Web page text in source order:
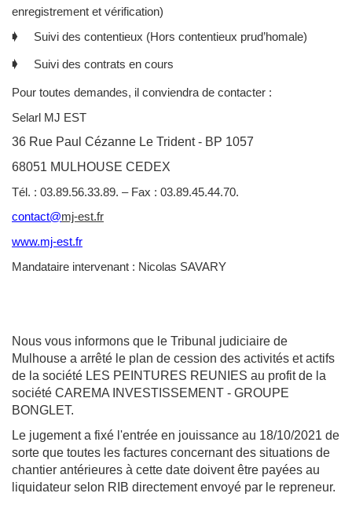
enregistrement et vérification)
🡂 Suivi des contentieux (Hors contentieux prud’homale)
🡂 Suivi des contrats en cours
Pour toutes demandes, il conviendra de contacter :
Selarl MJ EST
36 Rue Paul Cézanne Le Trident - BP 1057
68051 MULHOUSE CEDEX
Tél. : 03.89.56.33.89. – Fax : 03.89.45.44.70.
contact@mj-est.fr
www.mj-est.fr
Mandataire intervenant : Nicolas SAVARY
Nous vous informons que le Tribunal judiciaire de
Mulhouse a arrêté le plan de cession des activités et actifs
de la société LES PEINTURES REUNIES au profit de la
société CAREMA INVESTISSEMENT - GROUPE
BONGLET.
Le jugement a fixé l'entrée en jouissance au 18/10/2021 de
sorte que toutes les factures concernant des situations de
chantier antérieures à cette date doivent être payées au
liquidateur selon RIB directement envoyé par le repreneur.